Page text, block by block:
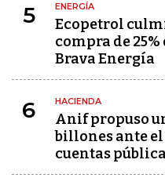
5 ENERGÍA
Ecopetrol
compra de
Brava Energía
6 HACIENDA
Anif propuso
billones ante
cuentas